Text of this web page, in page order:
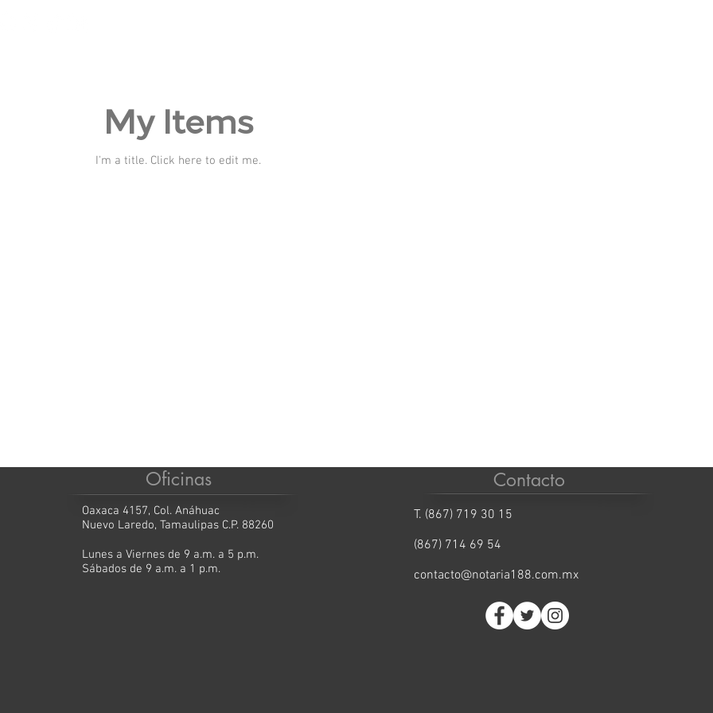
My Items
I'm a title. ​Click here to edit me.
Oficinas
Oaxaca 4157, Col. Anáhuac
Nuevo Laredo, Tamaulipas C.P. 88260
Lunes a Viernes de 9 a.m. a 5 p.m.
Sábados de 9 a.m. a 1 p.m.
Contacto
T. (867) 719 30 15
(867) 714 69 54
contacto@notaria188.com.mx